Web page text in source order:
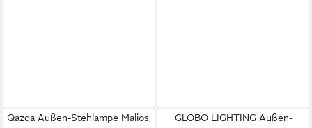
Qazqa Außen-Stehlampe Malios,
GLOBO LIGHTING Außen-